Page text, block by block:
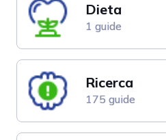
Dieta
1 guide
Ricerca
175 guide